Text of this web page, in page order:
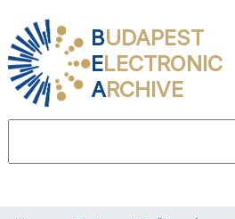
BUDAPEST
ELECTRONIC
ARCHIVE